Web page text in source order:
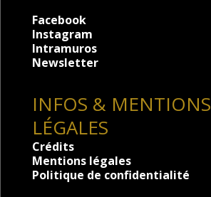
Facebook
Instagram
Intramuros
Newsletter
INFOS & MENTIONS
LÉGALES
Crédits
Mentions légales
Politique de confidentialité